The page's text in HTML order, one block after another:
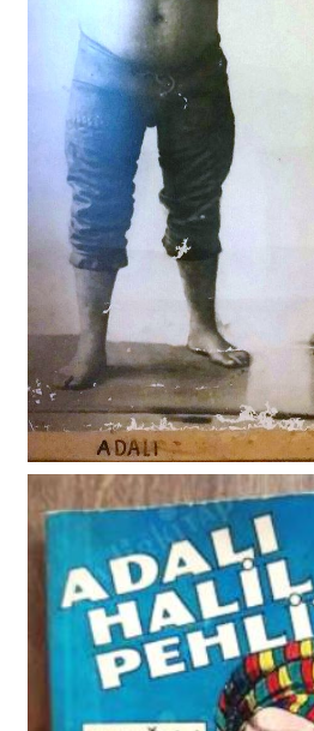
ADALI HALİ - KURTDERELİ MEHMET